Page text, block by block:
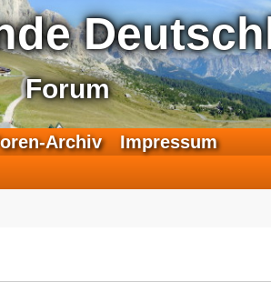
Forum
F
e
a
Archiv Impressum